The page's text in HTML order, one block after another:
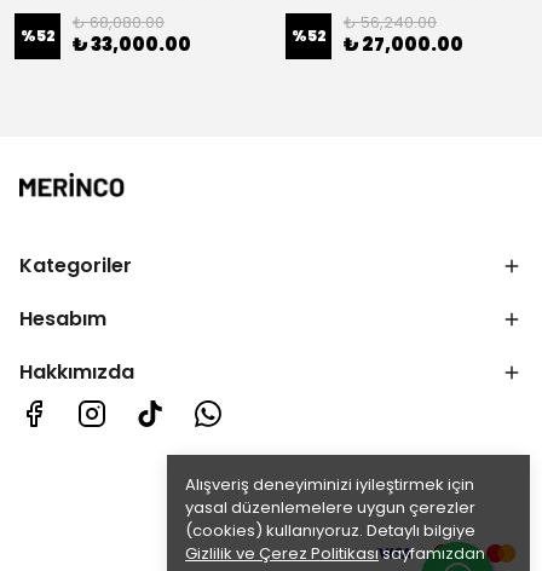
Alışveriş deneyiminizi iyileştirmek için
yasal düzenlemelere uygun çerezler
(cookies) kullanıyoruz. Detaylı bilgiye
Gizlilik ve Çerez Politikasısayfamızdan
%52
₺ 68,080.00
₺ 33,000.00 %52
₺ 56,240.00
₺ 27,000.00
Kategoriler
Hesabım
Hakkımızda